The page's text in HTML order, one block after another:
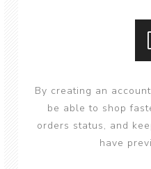
By creating an
be able to shop
orders status, and
have